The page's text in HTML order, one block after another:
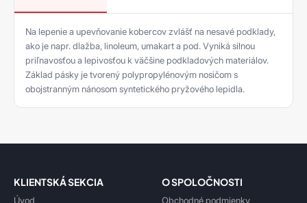
Na lepenie a upevňovanie kobercov zvlášť na nesavé podklady,
ako je napr. dlažba, linoleum, umakart a pod. Vyniká silnou
priľnavosťou a lepivosťou k väčšine podkladových materiálov.
Základ pásky je tvorený polypropylénovým nosičom s
obojstranným nánosom syntetického pryžového lepidla.
KLIENTSKÁ SEKCIA
Úvod
O SPOLOČNOSTI
Obchodné podmienky